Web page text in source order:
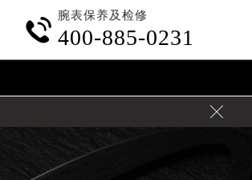

腕表保养及检修
400-885-0231
